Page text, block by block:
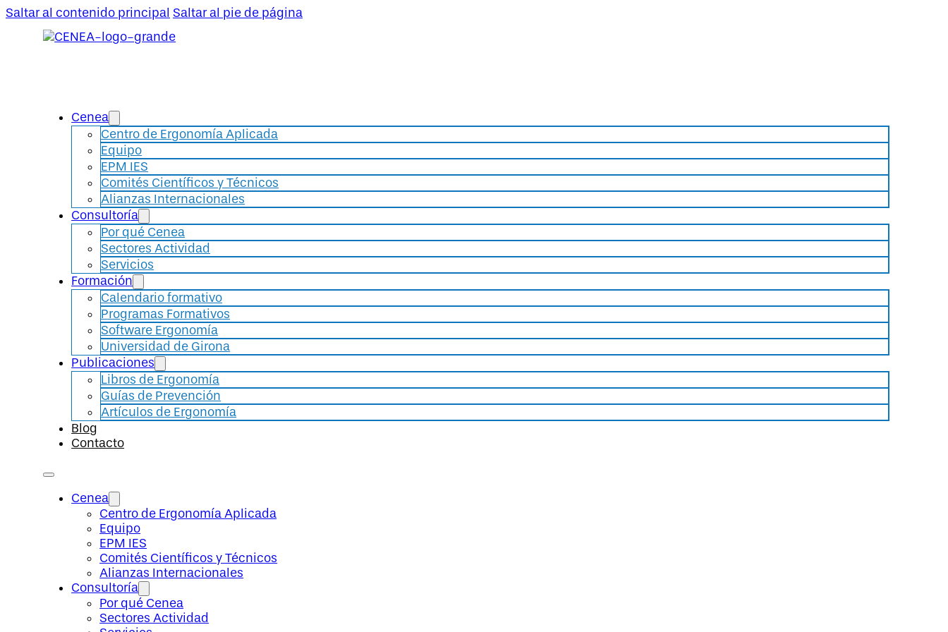
Saltar al contenido principal Saltar al pie de página
Cenea
Centro de Ergonomía Aplicada
Equipo
EPM IES
Comités Científicos y Técnicos
Alianzas Internacionales
Consultoría
Por qué Cenea
Sectores Actividad
Servicios
Formación
Calendario formativo
Programas Formativos
Software Ergonomía
Universidad de Girona
Publicaciones
Libros de Ergonomía
Guías de Prevención
Artículos de Ergonomía
Blog
Contacto
Cenea
Centro de Ergonomía Aplicada
Equipo
EPM IES
Comités Científicos y Técnicos
Alianzas Internacionales
Consultoría
Por qué Cenea
Sectores Actividad